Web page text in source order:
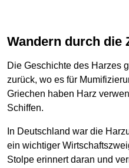
Wandern durch die
Die Geschichte des Harzes
zurück, wo es für
Griechen haben Harz
Schiffen.
In Deutschland war die
ein wichtiger
Stolpe erinnert daran und